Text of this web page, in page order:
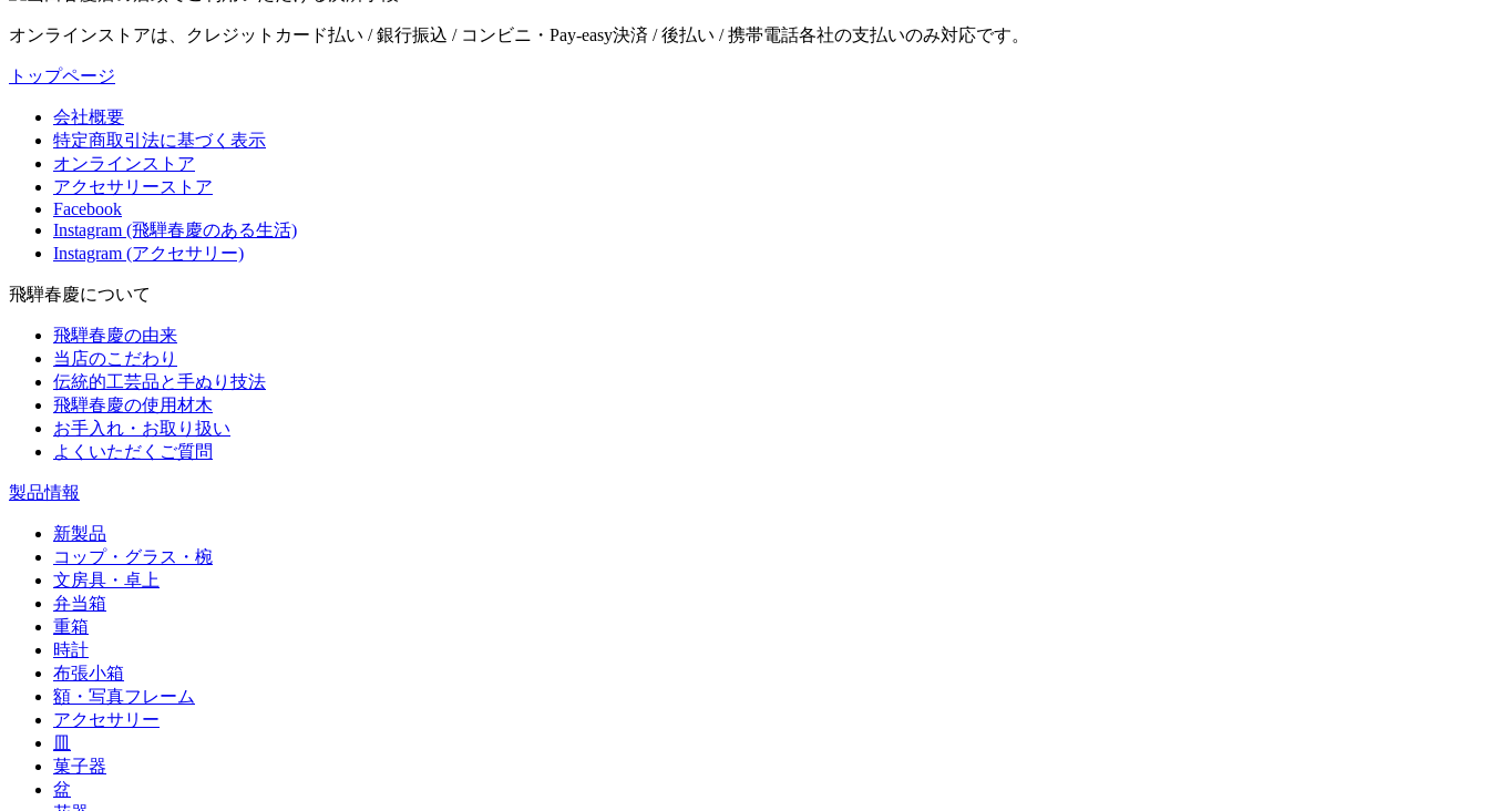
オンラインストアは、クレジットカード払い / 銀行振込 / コンビニ・Pay-easy決済 / 後払い / 携帯電話各社の支払いのみ対応です。
トップページ
会社概要
特定商取引法に基づく表示
オンラインストア
アクセサリーストア
Facebook
Instagram (飛騨春慶のある生活)
Instagram (アクセサリー)
飛騨春慶について
飛騨春慶の由来
当店のこだわり
伝統的工芸品と手ぬり技法
飛騨春慶の使用材木
お手入れ・お取り扱い
よくいただくご質問
製品情報
新製品
コップ・グラス・椀
文房具・卓上
弁当箱
重箱
時計
布張小箱
額・写真フレーム
アクセサリー
皿
菓子器
盆